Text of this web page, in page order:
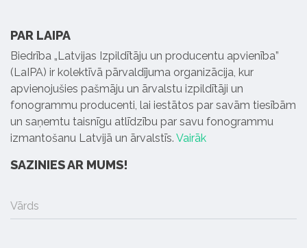
PAR LAIPA
Biedrība „Latvijas Izpildītāju un producentu apvienība”
(LaIPA) ir kolektīvā pārvaldījuma organizācija, kur
apvienojušies pašmāju un ārvalstu izpildītāji un
fonogrammu producenti, lai iestātos par savām tiesībām
un saņemtu taisnīgu atlīdzību par savu fonogrammu
izmantošanu Latvijā un ārvalstīs. Vairāk
SAZINIES AR MUMS!
Vārds